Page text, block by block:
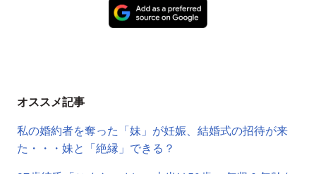
オススメ記事
私の婚約者を奪った「妹」が妊娠、結婚式の招待が来
た・・・妹と「絶縁」できる？